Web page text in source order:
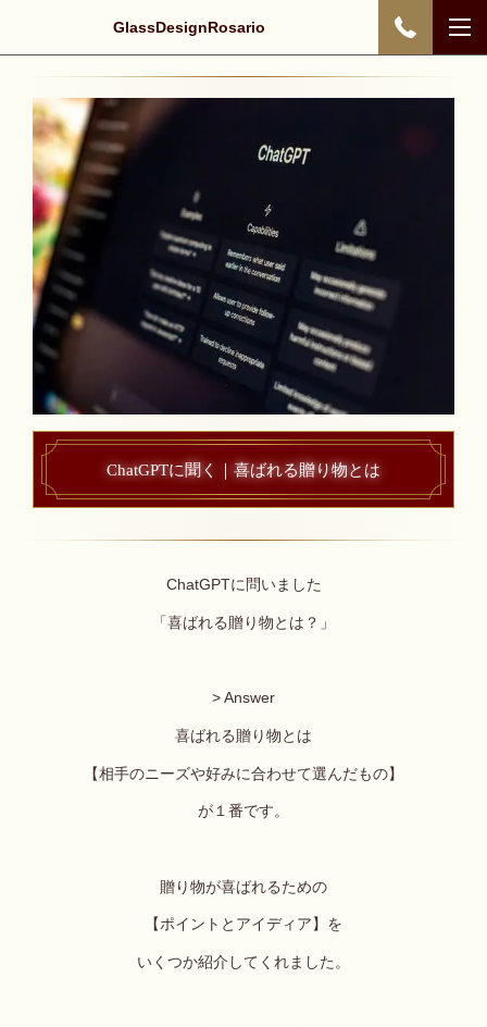
GlassDesignRosario
ChatGPTに聞く｜喜ばれる贈り物とは
ChatGPTに問いました
「喜ばれる贈り物とは？」
> Answer
喜ばれる贈り物とは
【相手のニーズや好みに合わせて選んだもの】
が１番です。
贈り物が喜ばれるための
【ポイントとアイディア】を
いくつか紹介してくれました。